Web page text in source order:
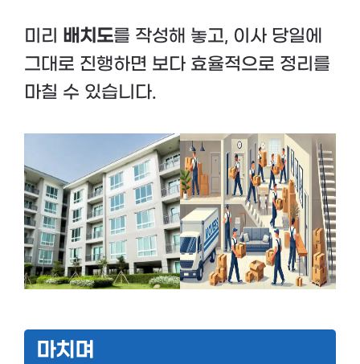
미리 배치도를 작성해 놓고, 이사 당일에
그대로 진행하면 보다 효율적으로 정리를
마칠 수 있습니다.
마치며